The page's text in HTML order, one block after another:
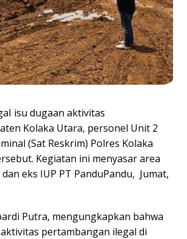
isu dugaan aktivitas
Kolaka Utara, personel Unit 2
(Sat Reskrim) Polres Kolaka
Kegiatan ini menyasar area
eks IUP PT PanduPandu, Jumat,
Putra, mengungkapkan bahwa
pertambangan ilegal di